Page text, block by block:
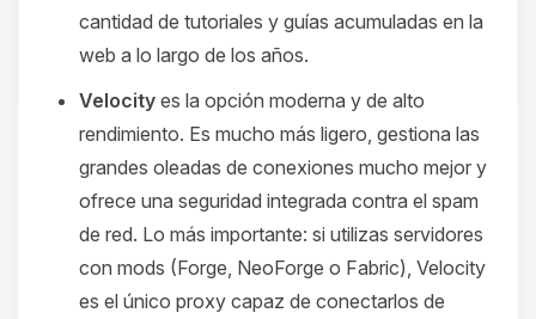
cantidad de tutoriales y guías acumuladas en la
web a lo largo de los años.
Velocity es la opción moderna y de alto
rendimiento. Es mucho más ligero, gestiona las
grandes oleadas de conexiones mucho mejor y
ofrece una seguridad integrada contra el spam
de red. Lo más importante: si utilizas servidores
con mods (Forge, NeoForge o Fabric), Velocity
es el único proxy capaz de conectarlos de